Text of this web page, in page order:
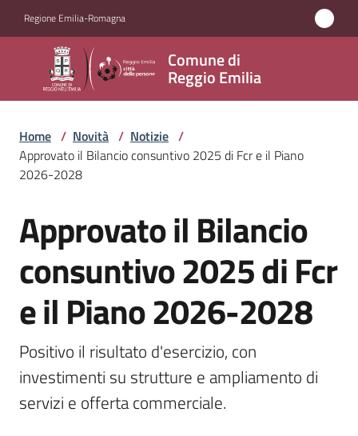
Regione Emilia-Romagna
Comune di
Reggio Emilia
Comune
di
Reggio
Emilia
Servizi
Novità
Menu selezionato
Vivere
Reggio
Home / Novità / Notizie /
Approvato il Bilancio consuntivo 2025 di Fcr e il Piano
2026-2028
Salta al contenuto
Approvato il Bilancio
consuntivo 2025 di Fcr
e il Piano 2026-2028
Positivo il risultato d'esercizio, con
investimenti su strutture e ampliamento di
servizi e offerta commerciale.